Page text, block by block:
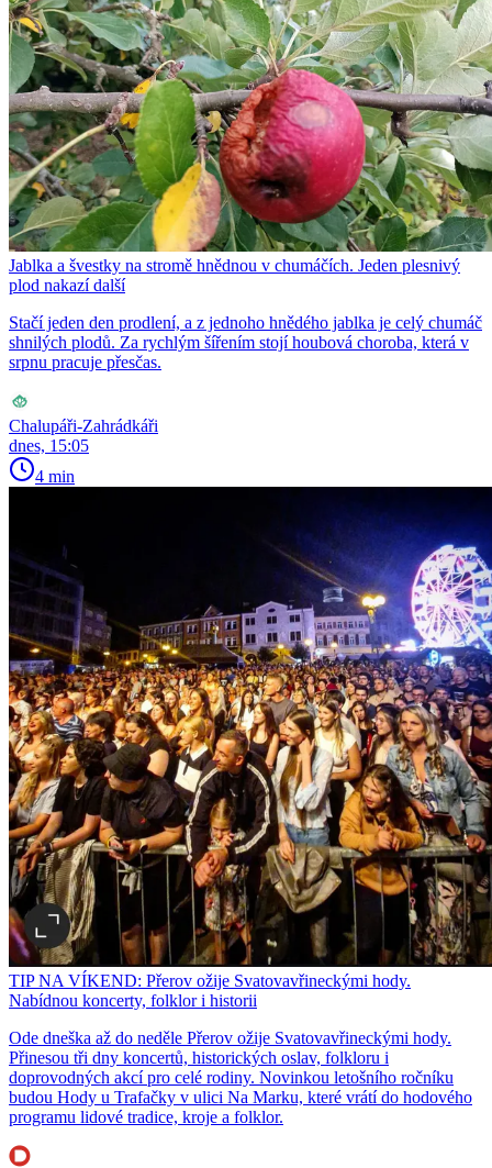
Jablka a švestky na stromě hnědnou v chumáčích. Jeden plesnivý
plod nakazí další
Stačí jeden den prodlení, a z jednoho hnědého jablka je celý chumáč
shnilých plodů. Za rychlým šířením stojí houbová choroba, která v
srpnu pracuje přesčas.
Chalupáři-Zahrádkáři
dnes, 15:05
4 min
TIP NA VÍKEND: Přerov ožije Svatovavřineckými hody.
Nabídnou koncerty, folklor i historii
Ode dneška až do neděle Přerov ožije Svatovavřineckými hody.
Přinesou tři dny koncertů, historických oslav, folkloru i
doprovodných akcí pro celé rodiny. Novinkou letošního ročníku
budou Hody u Trafačky v ulici Na Marku, které vrátí do hodového
programu lidové tradice, kroje a folklor.